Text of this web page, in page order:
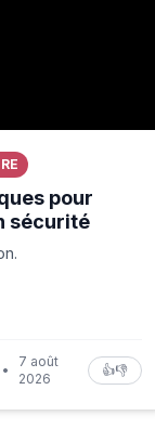
pour
sécurité
•
7 août
2026
👍👎